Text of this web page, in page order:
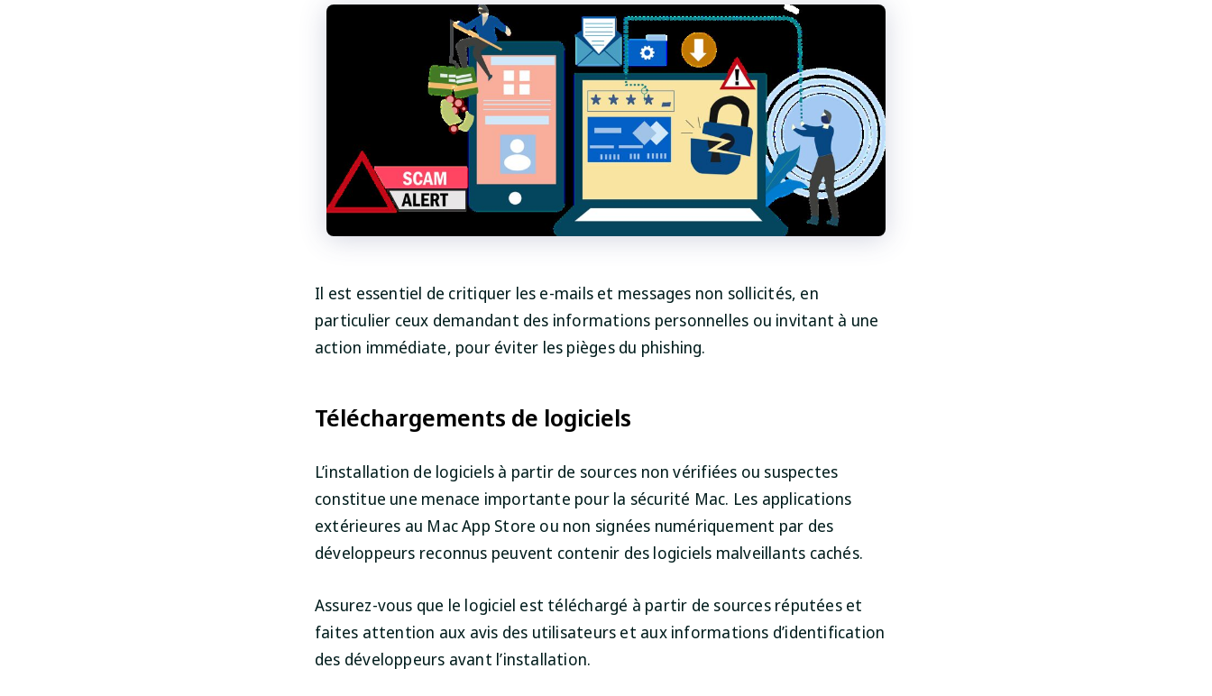
Il est essentiel de critiquer les e-mails et messages non sollicités, en
particulier ceux demandant des informations personnelles ou invitant à une
action immédiate, pour éviter les pièges du phishing.
Téléchargements de logiciels
L’installation de logiciels à partir de sources non vérifiées ou suspectes
constitue une menace importante pour la sécurité Mac. Les applications
extérieures au Mac App Store ou non signées numériquement par des
développeurs reconnus peuvent contenir des logiciels malveillants cachés.
Assurez-vous que le logiciel est téléchargé à partir de sources réputées et
faites attention aux avis des utilisateurs et aux informations d’identification
des développeurs avant l’installation.